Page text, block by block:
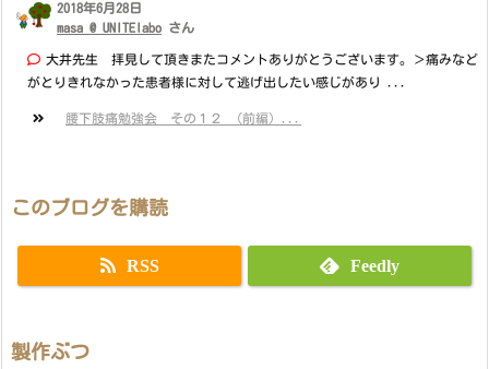
2018年6月28日
masa @ UNITElabo さん
大井先生 拝見して頂きまたコメントありがとうございます。＞痛みなど
がとりきれなかった患者様に対して逃げ出したい感じがあり ...
腰下肢痛勉強会 その１２ （前編）...
このブログを購読
RSS Feedly
製作ぶつ